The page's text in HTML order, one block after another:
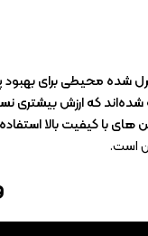
محیطی برای بهبود
که ارزش بیشتری
های با کیفیت بالا
است.